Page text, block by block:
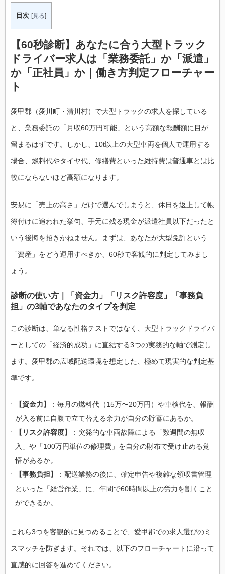
目次 [見る]
【60秒診断】あなたに合う大型トラック
ドライバー求人は「業務委託」か「派遣」
か「正社員」か｜働き方判定フローチャー
ト
愛甲郡（愛川町・清川村）で大型トラックの求人を探している
と、業務委託の「月収60万円可能」という高額な報酬額に目が
留まるはずです。しかし、10t以上の大型車両を個人で運用する
場合、燃料代やタイヤ代、修繕費といった維持費は普通車とは比
較にならないほど高額になります。
安易に「売上の高さ」だけで選んでしまうと、休日を返上して帳
簿付けに追われた挙句、手元に残る現金が派遣社員以下だったと
いう後悔を招きかねません。まずは、あなたが大型免許という
「資産」をどう運用すべきか、60秒で客観的に判定してみまし
ょう。
診断の使い方｜「資金力」「リスク許容度」「事務負
担」の3軸であなたのタイプを判定
この診断は、単なる性格テストではなく、大型トラックドライバ
ーとしての「経済的成功」に直結する3つの実務的な軸で測定し
ます。愛甲郡の広域配送環境を想定した、極めて現実的な判定基
準です。
【資金力】
：毎月の燃料代（15万〜20万円）や車検代を、報酬
が入る前に自腹で立て替える余力が自分の貯蓄にあるか。
【リスク許容度】
：突発的な車両故障による「数週間の無収
入」や「100万円単位の修理費」を自分の財布で受け止める覚
悟があるか。
【事務負担】
：配送業務の後に、確定申告や複雑な領収書管理
といった「経営作業」に、年間で60時間以上の労力を割くこと
ができるか。
これら3つを客観的に見つめることで、愛甲郡での求人選びのミ
スマッチを防ぎます。それでは、以下のフローチャートに沿って
直感的に回答を進めてください。